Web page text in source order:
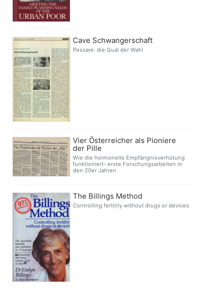
Cave Schwangerschaft
Pessare: die Qual der Wahl
Vier Österreicher als Pioniere
der Pille
Wie die hormonelle Empfängnisverhütung
funktioniert- erste Forschungsarbeiten in
den 20er Jahren
The Billings Method
Controlling fertility without drugs or devices